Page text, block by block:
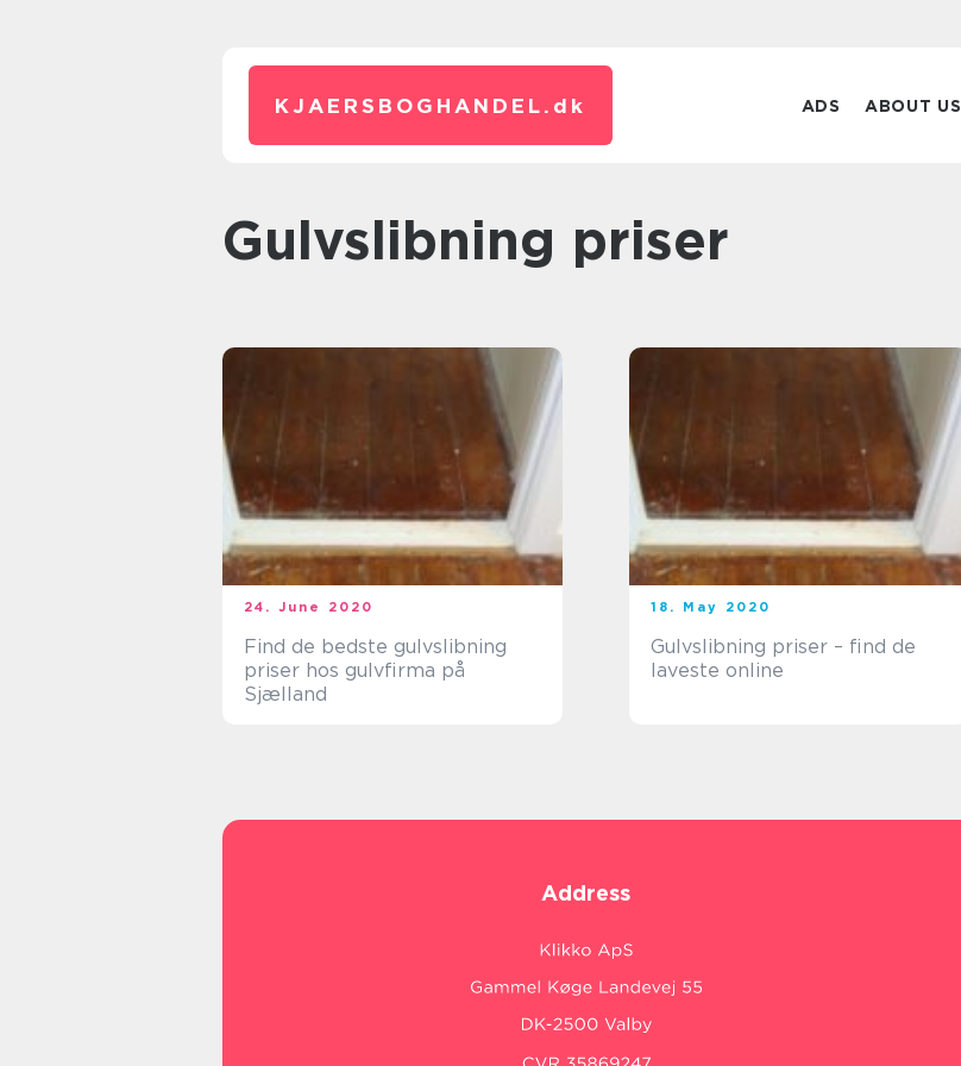
KJAERSBOGHANDEL. dk ADS ABOUT US
Gulvslibning priser
24. June 2020
Find de bedste gulvslibning
priser hos gulvfirma på
Sjælland
18. May 2020
Gulvslibning priser – find de
laveste online
Address